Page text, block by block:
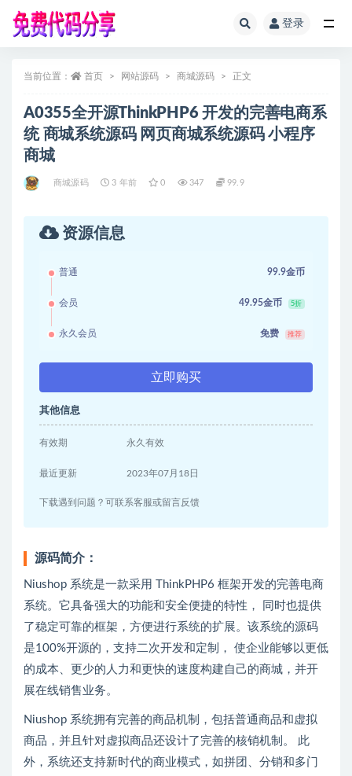
登录
当前位置： 首页 网站源码 商城源码 正文
A0355全开源ThinkPHP6 开发的完善电商系
统 商城系统源码 网页商城系统源码 小程序
商城
商城源码 3 年前 0 347 99.9
资源信息
普通 99.9金币
会员 49.95金币 5折
永久会员 免费 推荐
立即购买
其他信息
有效期 永久有效
最近更新 2023年07月18日
下载遇到问题？可联系客服或留言反馈
源码简介：
Niushop 系统是一款采用 ThinkPHP6 框架开发的完善电商
系统。它具备强大的功能和安全便捷的特性， 同时也提供
了稳定可靠的框架，方便进行系统的扩展。该系统的源码
是100%开源的，支持二次开发和定制， 使企业能够以更低
的成本、更少的人力和更快的速度构建自己的商城，并开
展在线销售业务。
Niushop 系统拥有完善的商品机制，包括普通商品和虚拟
商品，并且针对虚拟商品还设计了完善的核销机制。 此
外，系统还支持新时代的商业模式，如拼团、分销和多门